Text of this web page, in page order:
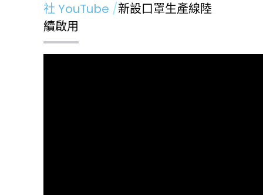
社 YouTube
新設口罩生產線陸
續啟用